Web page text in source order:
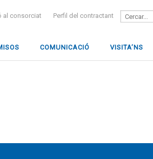
al consorciat Perfil del contractant
Search
for:
COMUNICACIÓ VISITA’NS